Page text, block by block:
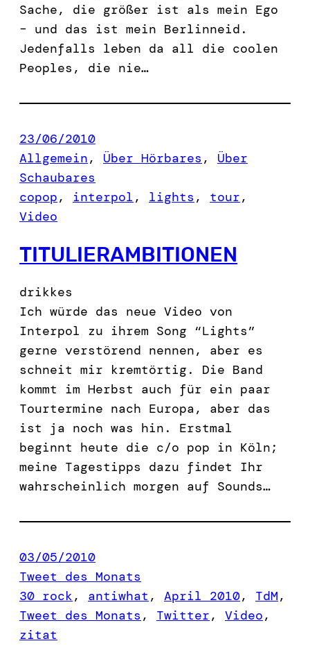
Sache, die größer ist als mein Ego
– und das ist mein Berlinneid.
Jedenfalls leben da all die coolen
Peoples, die nie…
23/06/2010
Allgemein, Über Hörbares , Über
Schaubares
copop, interpol , lights , tour
Video
TITULIERAMBITIONEN
drikkes
Ich würde das neue Video von
Interpol zu ihrem Song “Lights”
gerne verstörend nennen, aber es
schneit mir kremtörtig. Die Band
kommt im Herbst auch für ein paar
Tourtermine nach Europa, aber das
ist ja noch was hin. Erstmal
beginnt heute die c/o pop in Köln;
meine Tagestipps dazu findet Ihr
wahrscheinlich morgen auf Sounds…
03/05/2010
Tweet des Monats
30 rock, antiwhat , April 2010, TdM
Tweet des Monats , Twitter, Video
zitat